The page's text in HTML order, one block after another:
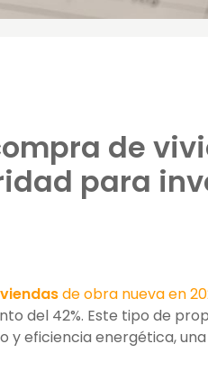
de
para
de obra nueva en
del 42%. Este tipo de
y eficiencia energética,